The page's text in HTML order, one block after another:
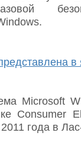
в
Microsoft
Consumer
года в